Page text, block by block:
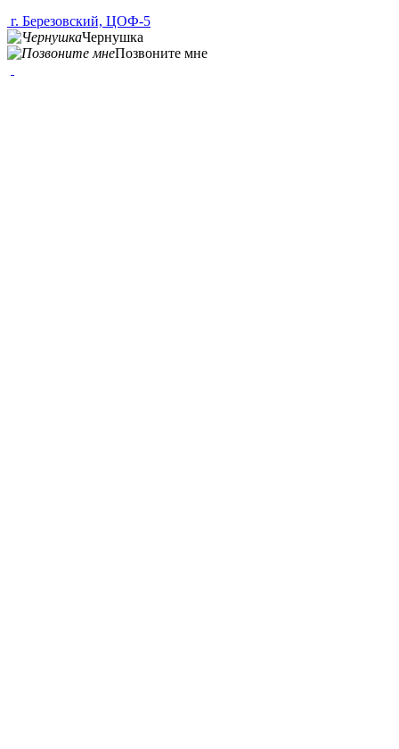
г. Березовский, ЦОФ-5
Чернушка
Позвоните мне